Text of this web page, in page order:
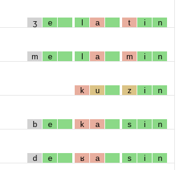
ʒ e l a t i n
m e l a m i n
k u z i n
b e k a s i n
d e ʁ a s i n